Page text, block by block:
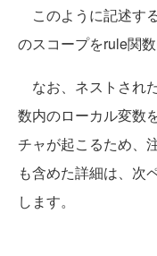
このように記述す
のスコープをrule関
なお、ネストされ
数内のローカル変数
チャが起こるため、
も含めた詳細は、次
します。